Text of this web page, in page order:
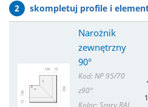
2 skompletuj profile i
Narożnik
zewnętrzny
90°
Kod: NP 95/70
z90°
Kolor: Szary RAL